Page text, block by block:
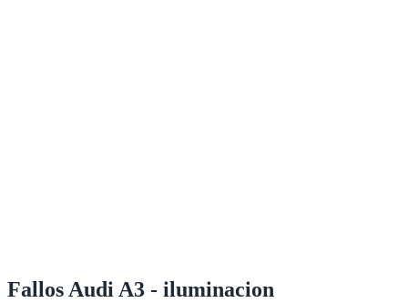
Fallos Audi A3 - iluminacion